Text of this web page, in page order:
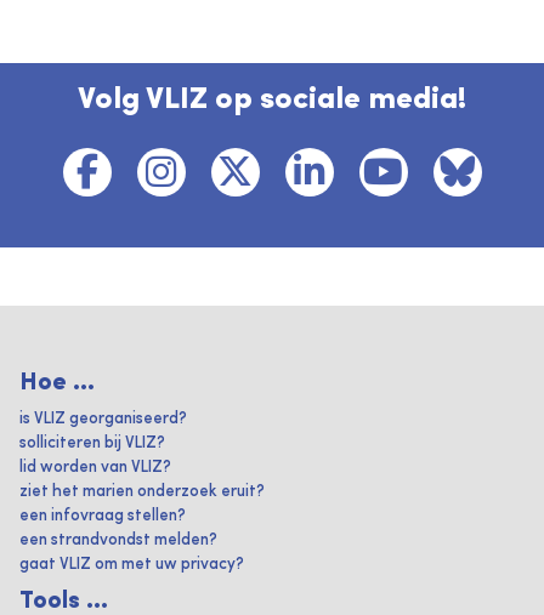
Volg VLIZ op sociale media!
Hoe ...
is VLIZ georganiseerd?
solliciteren bij VLIZ?
lid worden van VLIZ?
ziet het marien onderzoek eruit?
een infovraag stellen?
een strandvondst melden?
gaat VLIZ om met uw privacy?
Tools ...